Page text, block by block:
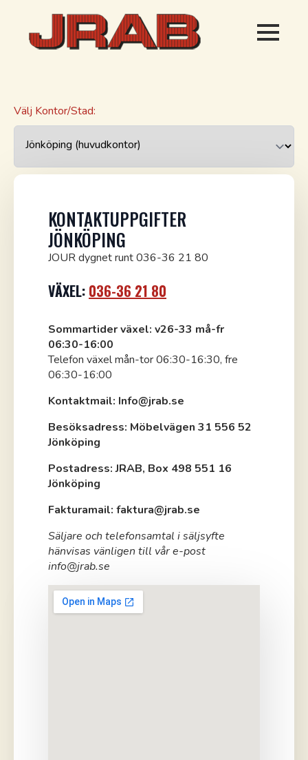
Välj Kontor/Stad:
KONTAKTUPPGIFTER
JÖNKÖPING
JOUR dygnet runt 036-36 21 80
VÄXEL: 036-36 21 80
Sommartider växel: v26-33 må-fr
06:30-16:00
Telefon växel mån-tor 06:30-16:30, fre
06:30-16:00
Kontaktmail: Info@jrab.se
Besöksadress: Möbelvägen 31 556 52
Jönköping
Postadress: JRAB, Box 498 551 16
Jönköping
Fakturamail: faktura@jrab.se
Säljare och telefonsamtal i säljsyfte
hänvisas vänligen till vår e-post
info@jrab.se